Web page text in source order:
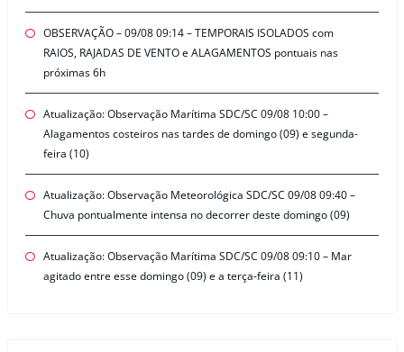
OBSERVAÇÃO – 09/08 09:14 – TEMPORAIS ISOLADOS com
RAIOS, RAJADAS DE VENTO e ALAGAMENTOS pontuais nas
próximas 6h
Atualização: Observação Marítima SDC/SC 09/08 10:00 –
Alagamentos costeiros nas tardes de domingo (09) e segunda-
feira (10)
Atualização: Observação Meteorológica SDC/SC 09/08 09:40 –
Chuva pontualmente intensa no decorrer deste domingo (09)
Atualização: Observação Marítima SDC/SC 09/08 09:10 – Mar
agitado entre esse domingo (09) e a terça-feira (11)